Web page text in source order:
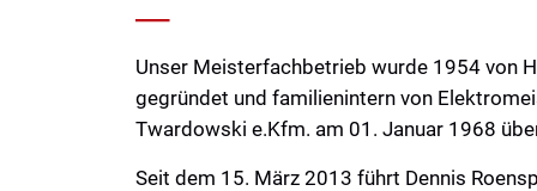
Unser Meisterfachbetrieb wurde 1954 von
gegründet und familienintern von
Twardowski e.Kfm. am 01. Januar 1968
Seit dem 15. März 2013 führt Dennis